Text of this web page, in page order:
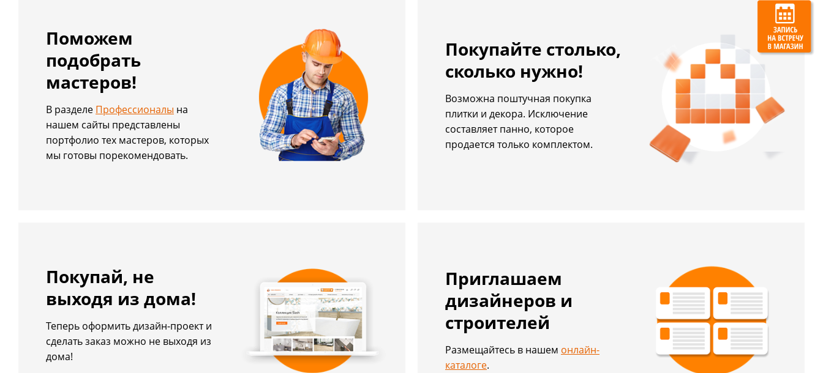
Поможем
подобрать
мастеров!
В разделе Профессионалы на
нашем сайты представлены
портфолио тех мастеров, которых
мы готовы порекомендовать.
Покупайте столько,
сколько нужно!
Возможна поштучная покупка
плитки и декора. Исключение
составляет панно, которое
продается только комплектом.
Покупай, не
выходя из дома!
Теперь оформить дизайн-проект и
сделать заказ можно не выходя из
дома!
Приглашаем
дизайнеров и
строителей
Размещайтесь в нашем онлайн-
каталоге.